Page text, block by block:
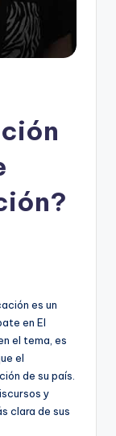
es un
en El
el tema, es
el
de su país.
y
clara de sus